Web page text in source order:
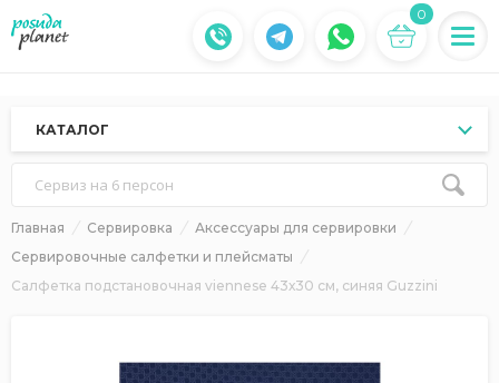
0
КАТАЛОГ
Сервиз на 6 персон
Главная Сервировка
Аксессуары для сервировки
Сервировочные салфетки и плейсматы
Салфетка подстановочная viennese 43х30 см, синяя Guzzini